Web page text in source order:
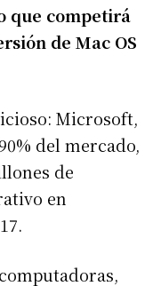
que competirá
de Mac OS
Microsoft,
del mercado,
de
en